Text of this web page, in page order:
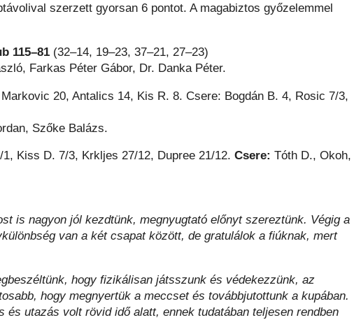
szerzett gyorsan 6 pontot. A magabiztos győzelemmel
115–81 (32–14, 19–23, 37–21, 27–23)
Farkas Péter Gábor, Dr. Danka Péter.
20, Antalics 14, Kis R. 8. Csere: Bogdán B. 4, Rosic 7/3,
Szőke Balázs.
Kiss D. 7/3, Krkljes 27/12, Dupree 21/12. Csere: Tóth D., Okoh,
is nagyon jól kezdtünk, megnyugtató előnyt szereztünk. Végig a
van a két csapat között, de gratulálok a fiúknak, mert
hogy fizikálisan játsszunk és védekezzünk, az
hogy megnyertük a meccset és továbbjutottunk a kupában.
utazás volt rövid idő alatt, ennek tudatában teljesen rendben